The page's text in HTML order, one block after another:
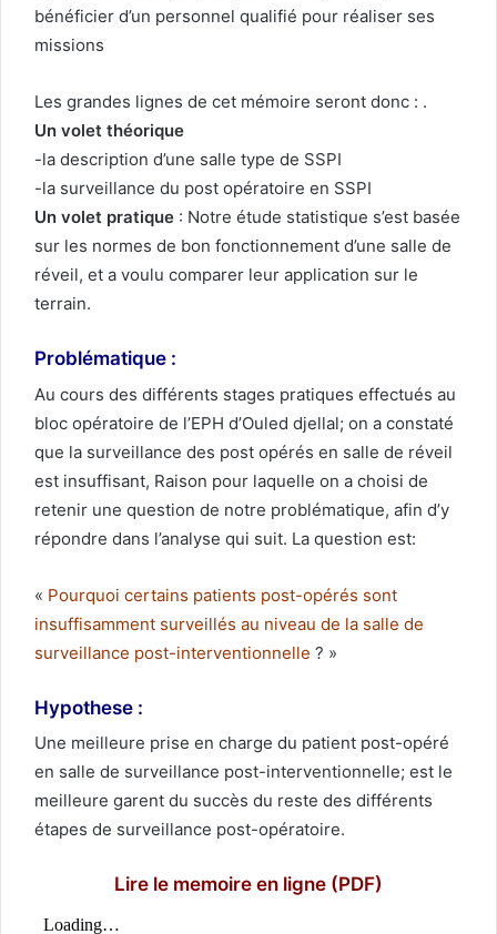
bénéficier d’un personnel qualifié pour réaliser ses
missions
Les grandes lignes de cet mémoire seront donc : .
Un volet théorique
-la description d’une salle type de SSPI
-la surveillance du post opératoire en SSPI
Un volet pratique : Notre étude statistique s’est basée
sur les normes de bon fonctionnement d’une salle de
réveil, et a voulu comparer leur application sur le
terrain.
Problématique :
Au cours des différents stages pratiques effectués au
bloc opératoire de l’EPH d’Ouled djellal; on a constaté
que la surveillance des post opérés en salle de réveil
est insuffisant, Raison pour laquelle on a choisi de
retenir une question de notre problématique, afin d’y
répondre dans l’analyse qui suit. La question est:
« Pourquoi certains patients post-opérés sont
insuffisamment surveillés au niveau de la salle de
surveillance post-interventionnelle ? »
Hypothese :
Une meilleure prise en charge du patient post-opéré
en salle de surveillance post-interventionnelle; est le
meilleure garent du succès du reste des différents
étapes de surveillance post-opératoire.
Lire le memoire en ligne (PDF)